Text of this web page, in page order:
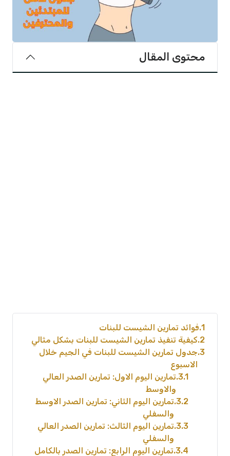
محتوى المقال
1 فوائد تمارين الشيست للبنات
2 كيفية تنفيذ تمارين الشيست للبنات بشكل مثالي
3 جدول تمارين الشيست للبنات في الجيم خلال
الاسبوع
3.1 تمارين اليوم الاول: تمارين الصدر العالي
والاوسط
3.2 تمارين اليوم الثاني: تمارين الصدر الاوسط
والسفلي
3.3 تمارين اليوم الثالث: تمارين الصدر العالي
والسفلي
3.4 تمارين اليوم الرابع: تمارين الصدر بالكامل